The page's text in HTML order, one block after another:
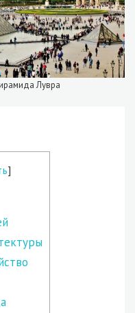
Лувра
]